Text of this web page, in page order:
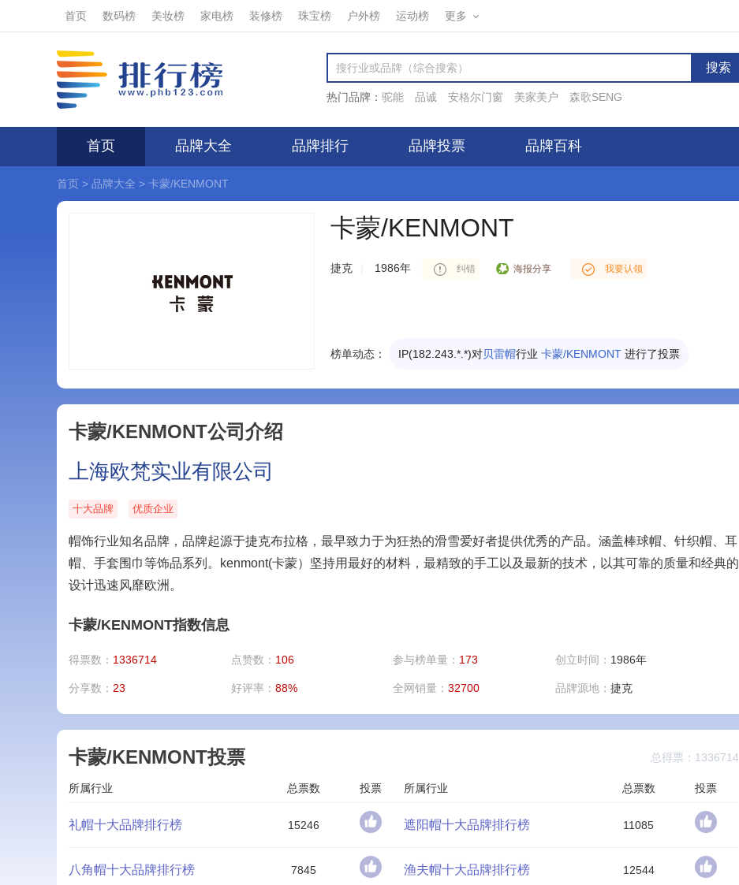
首页 数码榜 美妆榜 家电榜 装修榜 珠宝榜 户外榜 运动榜 更多
热门品牌： 驼能 品诚 安格尔门窗 美家美户 森歌SENG
首页 品牌大全 品牌排行 品牌投票 品牌百科
首页 > 品牌大全 > 卡蒙/KENMONT
卡蒙/KENMONT
捷克 1986年 纠错 海报分享 我要认领
榜单动态： IP(182.243.*.*)对贝雷帽行业 卡蒙/KENMONT进行了投票
卡蒙/KENMONT公司介绍
上海欧梵实业有限公司
十大品牌 优质企业
帽饰行业知名品牌，品牌起源于捷克布拉格，最早致力于为狂热的滑雪爱好者提供优秀的产品。涵盖棒球帽、针织帽、耳
帽、手套围巾等饰品系列。kenmont(卡蒙）坚持用最好的材料，最精致的手工以及最新的技术，以其可靠的质量和经典的
设计迅速风靡欧洲。
卡蒙/KENMONT指数信息
得票数： 1336714 点赞数： 106 参与榜单量： 173 创立时间： 1986年
分享数： 23 好评率： 88% 全网销量： 32700 品牌源地： 捷克
总得票：1336714
卡蒙/KENMONT投票
所属行业 总票数 投票 所属行业 总票数 投票
礼帽十大品牌排行榜 15246 遮阳帽十大品牌排行榜 11085
八角帽十大品牌排行榜 7845 渔夫帽十大品牌排行榜 12544